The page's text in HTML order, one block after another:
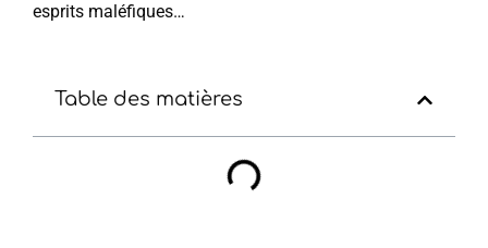
esprits maléfiques…
Table des matières